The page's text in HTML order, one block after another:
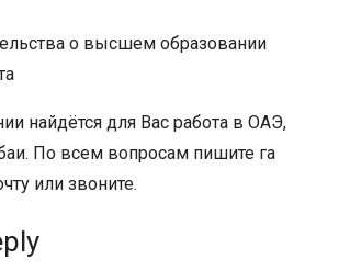
о высшем образовании
найдётся для Вас работа в ОАЭ,
По всем вопросам пишите га
или звоните.